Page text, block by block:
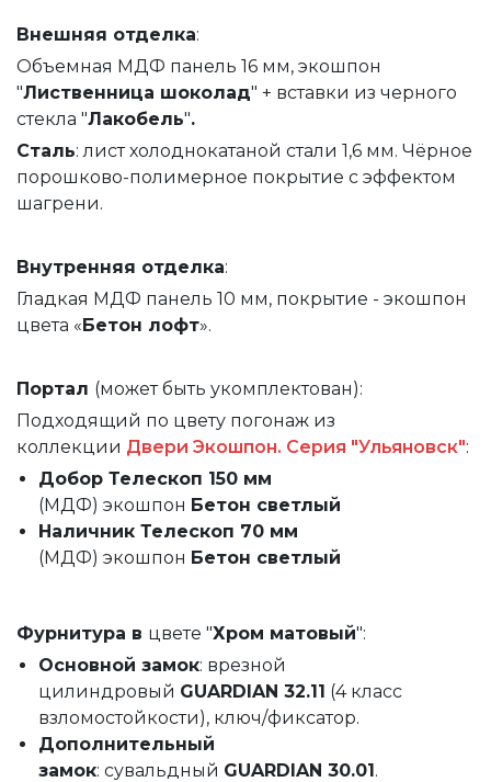
Внешняя отделка:
Объемная МДФ панель 16 мм, экошпон
"Лиственница шоколад" + вставки из черного
стекла "Лакобель".
Сталь: лист холоднокатаной стали 1,6 мм. Чёрное
порошково-полимерное покрытие с эффектом
шагрени.
Внутренняя отделка:
Гладкая МДФ панель 10 мм, покрытие - экошпон
цвета «Бетон лофт».
Портал (может быть укомплектован):
Подходящий по цвету погонаж из
коллекции Двери Экошпон. Серия "Ульяновск":
Добор Телескоп 150 мм
(МДФ) экошпон Бетон светлый
Наличник Телескоп 70 мм
(МДФ) экошпон Бетон светлый
Фурнитура в цвете "Хром матовый":
Основной замок: врезной
цилиндровый GUARDIAN 32.11 (4 класс
взломостойкости), ключ/фиксатор.
Дополнительный
замок: сувальдный GUARDIAN 30.01.